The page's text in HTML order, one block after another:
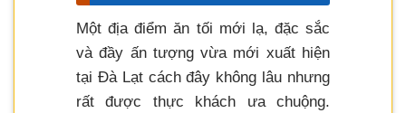
Một địa điểm ăn tối mới lạ, đặc sắc
và đầy ấn tượng vừa mới xuất hiện
tại Đà Lạt cách đây không lâu nhưng
rất được thực khách ưa chuộng.